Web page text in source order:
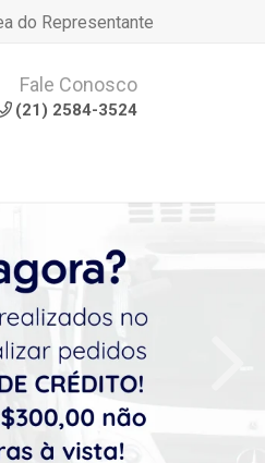
do Representante
Fale Conosco
(21) 2584-3524